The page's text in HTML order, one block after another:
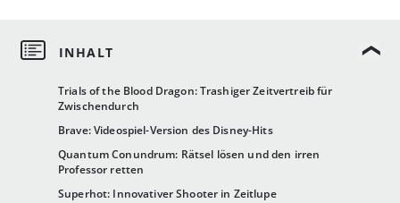
Trials of the Blood Dragon: Trashiger Zeitvertreib für
Zwischendurch
Brave: Videospiel-Version des Disney-Hits
Quantum Conundrum: Rätsel lösen und den irren
Professor retten
Superhot: Innovativer Shooter in Zeitlupe